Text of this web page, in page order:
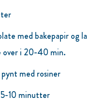
med bakepapir og la
over i 20-40 min.
med rosiner
10 minutter